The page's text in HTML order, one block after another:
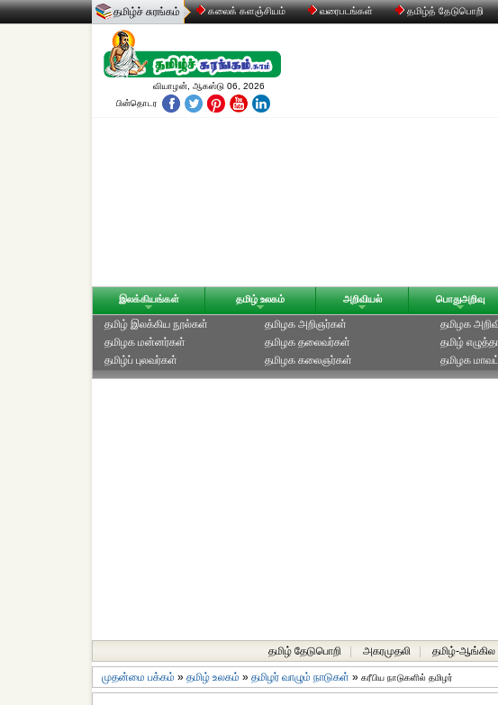
தமிழ்ச் சுரங்கம் கலைக் களஞ்சியம் வரைபடங்கள் தமிழ்த் தேடுபொறி
வியாழன், ஆகஸ்டு 06, 2026
பின்தொடர
இலக்கியங்கள் தமிழ் உலகம் அறிவியல் பொதுஅறிவு
தமிழ் இலக்கிய நூல்கள்
தமிழக மன்னர்கள்
தமிழ்ப் புலவர்கள்
தமிழக அறிஞர்கள்
தமிழக தலைவர்கள்
தமிழக கலைஞர்கள்
தமிழக
தமிழ்
தமிழக
தமிழ் தேடுபொறி அகரமுதலி தமிழ்-ஆங்கில
முதன்மை பக்கம் » தமிழ் உலகம் » தமிழர் வாழும் நாடுகள் » கரீபிய நாடுகளில் தமிழர்